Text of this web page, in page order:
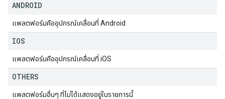
ANDROID
แพลตฟอร์มคืออุปกรณ์เคลื่อนที่ Android
IOS
แพลตฟอร์มคืออุปกรณ์เคลื่อนที่ iOS
OTHERS
แพลตฟอร์มอื่นๆ ที่ไม่ได้แสดงอยู่ในรายการนี้